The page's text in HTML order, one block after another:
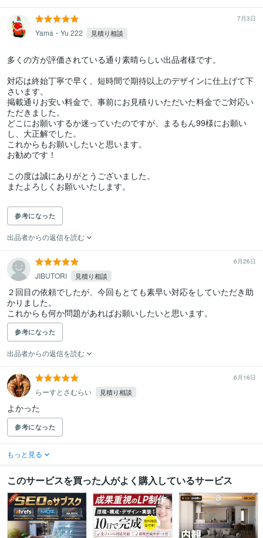
7月3日
Yama・Yu 222 見積り相談
多くの方が評価されている通り素晴らしい出品者様です。
対応は終始丁寧で早く、短時間で期待以上のデザインに仕上げて下
さいます。
掲載通りお安い料金で、事前にお見積りいただいた料金でご対応い
ただきました。
どこにお願いするか迷っていたのですが、まるもん99様にお願い
し、大正解でした。
これからもお願いしたいと思います。
お勧めです！
この度は誠にありがとうございました。
またよろしくお願いいたします。
参考になった
出品者からの返信を読む
6月26日
JIBUTORI 見積り相談
２回目の依頼でしたが、今回もとても素早い対応をしていただき助
かりました。
これからも何か問題があればお願いしたいと思います。
参考になった
出品者からの返信を読む
6月16日
らーすとさむらい 見積り相談
よかった
参考になった
もっと見る
このサービスを買った人がよく購入しているサービス